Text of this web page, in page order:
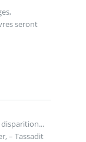
seront
– Tassadit